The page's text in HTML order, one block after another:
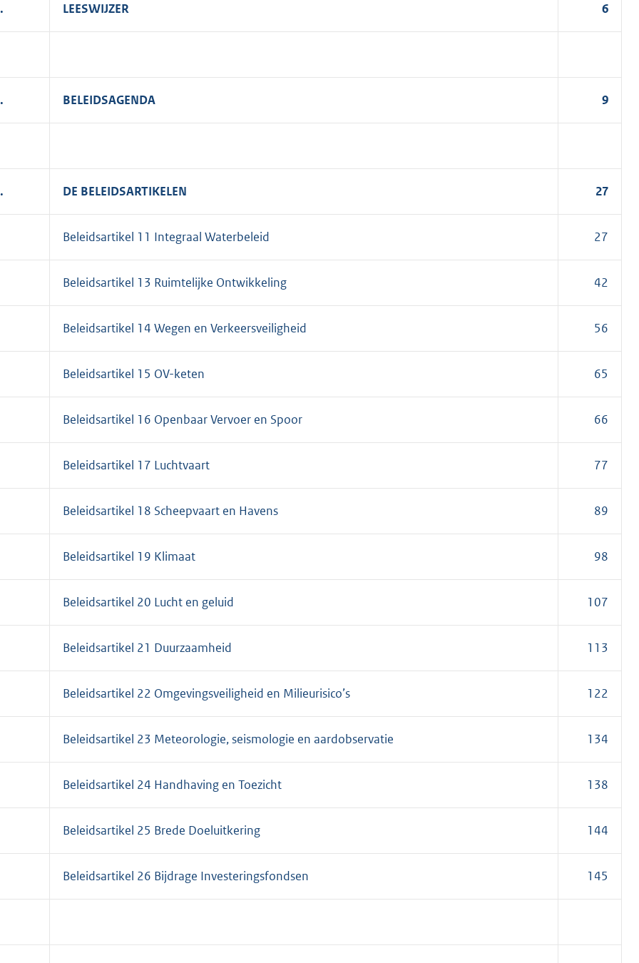
LEESWIJZER 6
BELEIDSAGENDA 9
DE BELEIDSARTIKELEN 27
Beleidsartikel 11 Integraal Waterbeleid 27
Beleidsartikel 13 Ruimtelijke Ontwikkeling 42
Beleidsartikel 14 Wegen en Verkeersveiligheid 56
Beleidsartikel 15 OV-keten 65
Beleidsartikel 16 Openbaar Vervoer en Spoor 66
Beleidsartikel 17 Luchtvaart 77
Beleidsartikel 18 Scheepvaart en Havens 89
Beleidsartikel 19 Klimaat 98
Beleidsartikel 20 Lucht en geluid 107
Beleidsartikel 21 Duurzaamheid 113
Beleidsartikel 22 Omgevingsveiligheid en Milieurisico’s 122
Beleidsartikel 23 Meteorologie, seismologie en aardobservatie 134
Beleidsartikel 24 Handhaving en Toezicht 138
Beleidsartikel 25 Brede Doeluitkering 144
Beleidsartikel 26 Bijdrage Investeringsfondsen 145